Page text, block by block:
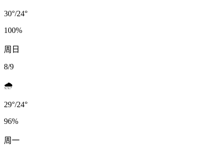
30°/24°
100%
周日
8/9
🌧️
29°/24°
96%
周一